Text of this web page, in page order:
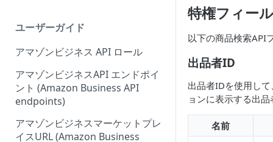
ーにアプリを出品する
アプリセンター認証ワークフロ
ー (App Center authorization
workflow)
アプリリスティングの管理
ユーザーガイド
アマゾンビジネス API ロール
アマゾンビジネスAPI エンドポイ
ント (Amazon Business API
endpoints)
アマゾンビジネスマーケットプレ
イスURL (Amazon Business
特権フィー
以下の商品検索API
出品者ID
出品者IDを使用し
ョンに表示する出
名前